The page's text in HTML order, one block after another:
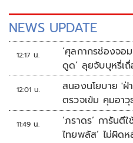
NEWS UPDATE
12:17 น.
‘ศุลกากรช่องจอ
ดูด’ ลุยจับบุหรี่เ
12:01 น.
สนองนโยบาย '
ตรวจเข้ม คุมอา
11:49 น.
‘ภราดร’ การันตี
ไทยพลัส’ ไม่ผิด